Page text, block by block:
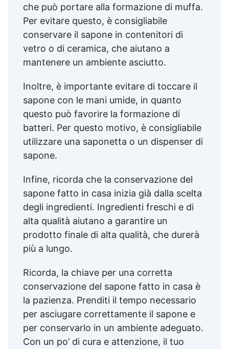
che può portare alla formazione di muffa.
Per evitare questo, è consigliabile
conservare il sapone in contenitori di
vetro o di ceramica, che aiutano a
mantenere un ambiente asciutto.
Inoltre, è importante evitare di toccare il
sapone con le mani umide, in quanto
questo può favorire la formazione di
batteri. Per questo motivo, è consigliabile
utilizzare una saponetta o un dispenser di
sapone.
Infine, ricorda che la conservazione del
sapone fatto in casa inizia già dalla scelta
degli ingredienti. Ingredienti freschi e di
alta qualità aiutano a garantire un
prodotto finale di alta qualità, che durerà
più a lungo.
Ricorda, la chiave per una corretta
conservazione del sapone fatto in casa è
la pazienza. Prenditi il tempo necessario
per asciugare correttamente il sapone e
per conservarlo in un ambiente adeguato.
Con un po’ di cura e attenzione, il tuo